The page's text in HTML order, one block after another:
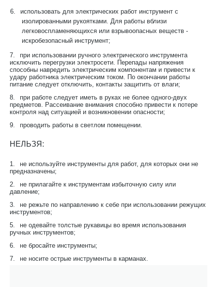
6.
использовать для электрических работ инструмент с
изолированными рукоятками. Для работы вблизи
легковоспламеняющихся или взрывоопасных веществ -
искробезопасный инструмент;
7.
при использовании ручного электрического инструмента
исключить перегрузки электросети. Перепады напряжения
способны навредить электрическим компонентам и привести к
удару работника электрическим током. По окончании работы
питание следует отключить, контакты защитить от влаги;
8.
при работе следует иметь в руках не более одного-двух
предметов. Рассеивание внимания способно привести к потере
контроля над ситуацией и возникновении опасности;
9.
проводить работы в светлом помещении.
НЕЛЬЗЯ:
1.
не используйте инструменты для работ, для которых они не
предназначены;
2.
не прилагайте к инструментам избыточную силу или
давление;
3.
не режьте по направлению к себе при использовании режущих
инструментов;
5.
не одевайте толстые рукавицы во время использования
ручных инструментов;
6.
не бросайте инструменты;
7.
не носите острые инструменты в карманах.